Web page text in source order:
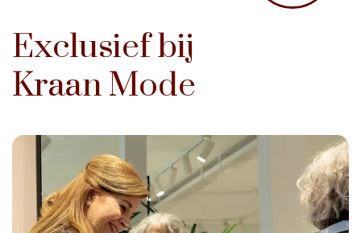
Exclusief bij
Kraan Mode